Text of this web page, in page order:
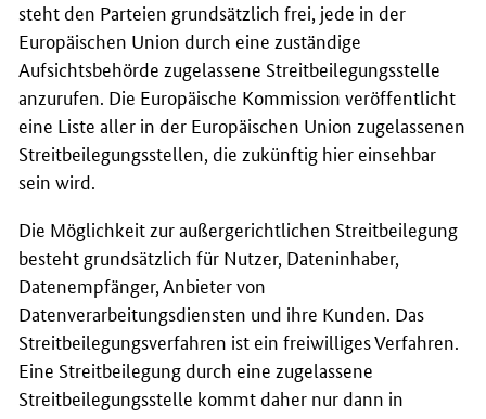
steht den Parteien grundsätzlich frei, jede in der
Europäischen Union durch eine zuständige
Aufsichtsbehörde zugelassene Streitbeilegungsstelle
anzurufen. Die Europäische Kommission veröffentlicht
eine Liste aller in der Europäischen Union zugelassenen
Streitbeilegungsstellen, die zukünftig hier einsehbar
sein wird.
Die Möglichkeit zur außergerichtlichen Streitbeilegung
besteht grundsätzlich für Nutzer, Dateninhaber,
Datenempfänger, Anbieter von
Datenverarbeitungsdiensten und ihre Kunden. Das
Streitbeilegungsverfahren ist ein freiwilliges Verfahren.
Eine Streitbeilegung durch eine zugelassene
Streitbeilegungsstelle kommt daher nur dann in